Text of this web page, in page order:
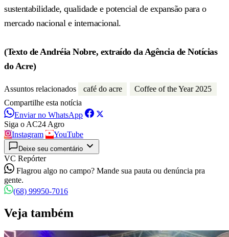
sustentabilidade, qualidade e potencial de expansão para o
mercado nacional e internacional.
(Texto de Andréia Nobre, extraído da Agência de Notícias
do Acre)
Assuntos relacionados café do acre
Coffee of the Year 2025
Compartilhe esta notícia
Enviar no WhatsApp
Siga o AC24 Agro
Instagram
YouTube
Deixe seu comentário
VC Repórter
Flagrou algo no campo? Mande sua pauta ou denúncia pra
gente.
(68) 99950-7016
Veja também